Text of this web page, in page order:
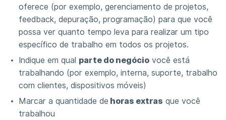
oferece (por exemplo, gerenciamento de projetos,
feedback, depuração, programação) para que você
possa ver quanto tempo leva para realizar um tipo
específico de trabalho em todos os projetos.
Indique em qual parte do negócio você está
trabalhando (por exemplo, interna, suporte, trabalho
com clientes, dispositivos móveis)
Marcar a quantidade de horas extras que você
trabalhou